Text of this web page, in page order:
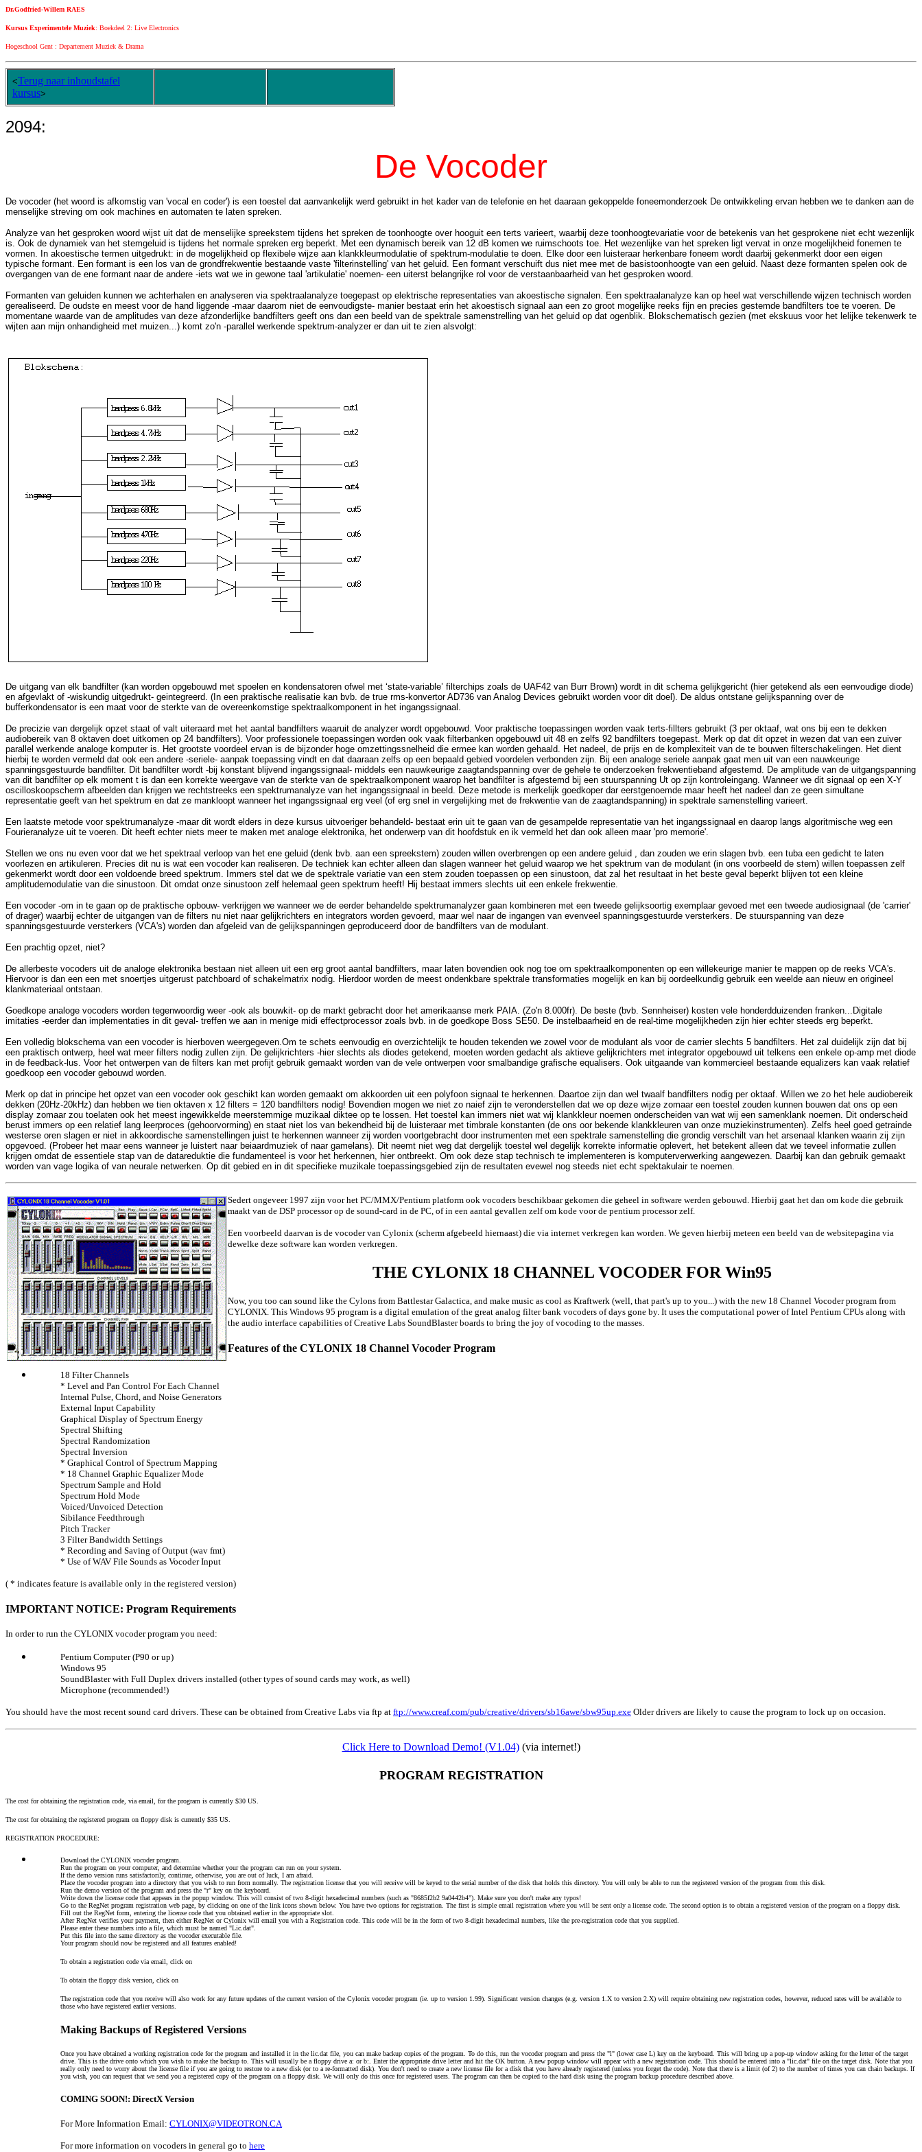
Dr.Godfried-Willem RAES
Kursus Experimentele Muziek: Boekdeel 2: Live Electronics
Hogeschool Gent : Departement Muziek & Drama
<Terug naar inhoudstafel
kursus>
2094:
De Vocoder
De vocoder (het woord is afkomstig van 'vocal en coder') is een toestel dat aanvankelijk werd gebruikt in het kader van de telefonie en het daaraan gekoppelde foneemonderzoek De ontwikkeling ervan hebben we te danken aan de
menselijke streving om ook machines en automaten te laten spreken.
Analyze van het gesproken woord wijst uit dat de menselijke spreekstem tijdens het spreken de toonhoogte over hooguit een terts varieert, waarbij deze toonhoogtevariatie voor de betekenis van het gesprokene niet echt wezenlijk
is. Ook de dynamiek van het stemgeluid is tijdens het normale spreken erg beperkt. Met een dynamisch bereik van 12 dB komen we ruimschoots toe. Het wezenlijke van het spreken ligt vervat in onze mogelijkheid fonemen te
vormen. In akoestische termen uitgedrukt: in de mogelijkheid op flexibele wijze aan klankkleurmodulatie of spektrum-modulatie te doen. Elke door een luisteraar herkenbare foneem wordt daarbij gekenmerkt door een eigen
typische formant. Een formant is een los van de grondfrekwentie bestaande vaste 'filterinstelling' van het geluid. Een formant verschuift dus niet mee met de basistoonhoogte van een geluid. Naast deze formanten spelen ook de
overgangen van de ene formant naar de andere -iets wat we in gewone taal 'artikulatie' noemen- een uiterst belangrijke rol voor de verstaanbaarheid van het gesproken woord.
Formanten van geluiden kunnen we achterhalen en analyseren via spektraalanalyze toegepast op elektrische representaties van akoestische signalen. Een spektraalanalyze kan op heel wat verschillende wijzen technisch worden
gerealiseerd. De oudste en meest voor de hand liggende -maar daarom niet de eenvoudigste- manier bestaat erin het akoestisch signaal aan een zo groot mogelijke reeks fijn en precies gestemde bandfilters toe te voeren. De
momentane waarde van de amplitudes van deze afzonderlijke bandfilters geeft ons dan een beeld van de spektrale samenstrelling van het geluid op dat ogenblik. Blokschematisch gezien (met ekskuus voor het lelijke tekenwerk te
wijten aan mijn onhandigheid met muizen...) komt zo'n -parallel werkende spektrum-analyzer er dan uit te zien alsvolgt:
De uitgang van elk bandfilter (kan worden opgebouwd met spoelen en kondensatoren ofwel met ‘state-variable’ filterchips zoals de UAF42 van Burr Brown) wordt in dit schema gelijkgericht (hier getekend als een eenvoudige diode)
en afgevlakt of -wiskundig uitgedrukt- geintegreerd. (In een praktische realisatie kan bvb. de true rms-konvertor AD736 van Analog Devices gebruikt worden voor dit doel). De aldus ontstane gelijkspanning over de
bufferkondensator is een maat voor de sterkte van de overeenkomstige spektraalkomponent in het ingangssignaal.
De precizie van dergelijk opzet staat of valt uiteraard met het aantal bandfilters waaruit de analyzer wordt opgebouwd. Voor praktische toepassingen worden vaak terts-fillters gebruikt (3 per oktaaf, wat ons bij een te dekken
audiobereik van 8 oktaven doet uitkomen op 24 bandfilters). Voor professionele toepassingen worden ook vaak filterbanken opgebouwd uit 48 en zelfs 92 bandfilters toegepast. Merk op dat dit opzet in wezen dat van een zuiver
parallel werkende analoge komputer is. Het grootste voordeel ervan is de bijzonder hoge omzettingssnelheid die ermee kan worden gehaald. Het nadeel, de prijs en de komplexiteit van de te bouwen filterschakelingen. Het dient
hierbij te worden vermeld dat ook een andere -seriele- aanpak toepassing vindt en dat daaraan zelfs op een bepaald gebied voordelen verbonden zijn. Bij een analoge seriele aanpak gaat men uit van een nauwkeurige
spanningsgestuurde bandfilter. Dit bandfilter wordt -bij konstant blijvend ingangssignaal- middels een nauwkeurige zaagtandspanning over de gehele te onderzoeken frekwentieband afgestemd. De amplitude van de uitgangspanning
van dit bandfilter op elk moment t is dan een korrekte weergave van de sterkte van de spektraalkomponent waarop het bandfilter is afgestemd bij een stuurspanning Ut op zijn kontroleingang. Wanneer we dit signaal op een X-Y
oscilloskoopscherm afbeelden dan krijgen we rechtstreeks een spektrumanalyze van het ingangssignaal in beeld. Deze metode is merkelijk goedkoper dar eerstgenoemde maar heeft het nadeel dan ze geen simultane
representatie geeft van het spektrum en dat ze mankloopt wanneer het ingangssignaal erg veel (of erg snel in vergelijking met de frekwentie van de zaagtandspanning) in spektrale samenstelling varieert.
Een laatste metode voor spektrumanalyze -maar dit wordt elders in deze kursus uitvoeriger behandeld- bestaat erin uit te gaan van de gesampelde representatie van het ingangssignaal en daarop langs algoritmische weg een
Fourieranalyze uit te voeren. Dit heeft echter niets meer te maken met analoge elektronika, het onderwerp van dit hoofdstuk en ik vermeld het dan ook alleen maar 'pro memorie'.
Stellen we ons nu even voor dat we het spektraal verloop van het ene geluid (denk bvb. aan een spreekstem) zouden willen overbrengen op een andere geluid , dan zouden we erin slagen bvb. een tuba een gedicht te laten
voorlezen en artikuleren. Precies dit nu is wat een vocoder kan realiseren. De techniek kan echter alleen dan slagen wanneer het geluid waarop we het spektrum van de modulant (in ons voorbeeld de stem) willen toepassen zelf
gekenmerkt wordt door een voldoende breed spektrum. Immers stel dat we de spektrale variatie van een stem zouden toepassen op een sinustoon, dat zal het resultaat in het beste geval beperkt blijven tot een kleine
amplitudemodulatie van die sinustoon. Dit omdat onze sinustoon zelf helemaal geen spektrum heeft! Hij bestaat immers slechts uit een enkele frekwentie.
Een vocoder -om in te gaan op de praktische opbouw- verkrijgen we wanneer we de eerder behandelde spektrumanalyzer gaan kombineren met een tweede gelijksoortig exemplaar gevoed met een tweede audiosignaal (de 'carrier'
of drager) waarbij echter de uitgangen van de filters nu niet naar gelijkrichters en integrators worden gevoerd, maar wel naar de ingangen van evenveel spanningsgestuurde versterkers. De stuurspanning van deze
spanningsgestuurde versterkers (VCA's) worden dan afgeleid van de gelijkspanningen geproduceerd door de bandfilters van de modulant.
Een prachtig opzet, niet?
De allerbeste vocoders uit de analoge elektronika bestaan niet alleen uit een erg groot aantal bandfilters, maar laten bovendien ook nog toe om spektraalkomponenten op een willekeurige manier te mappen op de reeks VCA's.
Hiervoor is dan een een met snoertjes uitgerust patchboard of schakelmatrix nodig. Hierdoor worden de meest ondenkbare spektrale transformaties mogelijk en kan bij oordeelkundig gebruik een weelde aan nieuw en origineel
klankmateriaal ontstaan.
Goedkope analoge vocoders worden tegenwoordig weer -ook als bouwkit- op de markt gebracht door het amerikaanse merk PAIA. (Zo'n 8.000fr). De beste (bvb. Sennheiser) kosten vele honderdduizenden franken...Digitale
imitaties -eerder dan implementaties in dit geval- treffen we aan in menige midi effectprocessor zoals bvb. in de goedkope Boss SE50. De instelbaarheid en de real-time mogelijkheden zijn hier echter steeds erg beperkt.
Een volledig blokschema van een vocoder is hierboven weergegeven.Om te schets eenvoudig en overzichtelijk te houden tekenden we zowel voor de modulant als voor de carrier slechts 5 bandfilters. Het zal duidelijk zijn dat bij
een praktisch ontwerp, heel wat meer filters nodig zullen zijn. De gelijkrichters -hier slechts als diodes getekend, moeten worden gedacht als aktieve gelijkrichters met integrator opgebouwd uit telkens een enkele op-amp met diode
in de feedback-lus. Voor het ontwerpen van de filters kan met profijt gebruik gemaakt worden van de vele ontwerpen voor smalbandige grafische equalisers. Ook uitgaande van kommercieel bestaande equalizers kan vaak relatief
goedkoop een vocoder gebouwd worden.
Merk op dat in principe het opzet van een vocoder ook geschikt kan worden gemaakt om akkoorden uit een polyfoon signaal te herkennen. Daartoe zijn dan wel twaalf bandfilters nodig per oktaaf. Willen we zo het hele audiobereik
dekken (20Hz-20kHz) dan hebben we tien oktaven x 12 filters = 120 bandfilters nodig! Bovendien mogen we niet zo naief zijn te veronderstellen dat we op deze wijze zomaar een toestel zouden kunnen bouwen dat ons op een
display zomaar zou toelaten ook het meest ingewikkelde meerstemmige muzikaal diktee op te lossen. Het toestel kan immers niet wat wij klankkleur noemen onderscheiden van wat wij een samenklank noemen. Dit onderscheid
berust immers op een relatief lang leerproces (gehoorvorming) en staat niet los van bekendheid bij de luisteraar met timbrale konstanten (de ons oor bekende klankkleuren van onze muziekinstrumenten). Zelfs heel goed getrainde
westerse oren slagen er niet in akkoordische samenstellingen juist te herkennen wanneer zij worden voortgebracht door instrumenten met een spektrale samenstelling die grondig verschilt van het arsenaal klanken waarin zij zijn
opgevoed. (Probeer het maar eens wanneer je luistert naar beiaardmuziek of naar gamelans). Dit neemt niet weg dat dergelijk toestel wel degelijk korrekte informatie oplevert, het betekent alleen dat we teveel informatie zullen
krijgen omdat de essentiele stap van de datareduktie die fundamenteel is voor het herkennen, hier ontbreekt. Om ook deze stap technisch te implementeren is komputerverwerking aangewezen. Daarbij kan dan gebruik gemaakt
worden van vage logika of van neurale netwerken. Op dit gebied en in dit specifieke muzikale toepassingsgebied zijn de resultaten evewel nog steeds niet echt spektakulair te noemen.
Sedert ongeveer 1997 zijn voor het PC/MMX/Pentium platform ook vocoders beschikbaar gekomen die geheel in software werden gebouwd. Hierbij gaat het dan om kode die gebruik
maakt van de DSP processor op de sound-card in de PC, of in een aantal gevallen zelf om kode voor de pentium processor zelf.
Een voorbeeld daarvan is de vocoder van Cylonix (scherm afgebeeld hiernaast) die via internet verkregen kan worden. We geven hierbij meteen een beeld van de websitepagina via
dewelke deze software kan worden verkregen.
THE CYLONIX 18 CHANNEL VOCODER FOR Win95
Now, you too can sound like the Cylons from Battlestar Galactica, and make music as cool as Kraftwerk (well, that part's up to you...) with the new 18 Channel Vocoder program from
CYLONIX. This Windows 95 program is a digital emulation of the great analog filter bank vocoders of days gone by. It uses the computational power of Intel Pentium CPUs along with
the audio interface capabilities of Creative Labs SoundBlaster boards to bring the joy of vocoding to the masses.
Features of the CYLONIX 18 Channel Vocoder Program
18 Filter Channels
* Level and Pan Control For Each Channel
Internal Pulse, Chord, and Noise Generators
External Input Capability
Graphical Display of Spectrum Energy
Spectral Shifting
Spectral Randomization
Spectral Inversion
* Graphical Control of Spectrum Mapping
* 18 Channel Graphic Equalizer Mode
Spectrum Sample and Hold
Spectrum Hold Mode
Voiced/Unvoiced Detection
Sibilance Feedthrough
Pitch Tracker
3 Filter Bandwidth Settings
* Recording and Saving of Output (wav fmt)
* Use of WAV File Sounds as Vocoder Input
( * indicates feature is available only in the registered version)
IMPORTANT NOTICE: Program Requirements
In order to run the CYLONIX vocoder program you need:
Pentium Computer (P90 or up)
Windows 95
SoundBlaster with Full Duplex drivers installed (other types of sound cards may work, as well)
Microphone (recommended!)
You should have the most recent sound card drivers. These can be obtained from Creative Labs via ftp at ftp://www.creaf.com/pub/creative/drivers/sb16awe/sbw95up.exe Older drivers are likely to cause the program to lock up on occasion.
Click Here to Download Demo! (V1.04)(via internet!)
PROGRAM REGISTRATION
The cost for obtaining the registration code, via email, for the program is currently $30 US.
The cost for obtaining the registered program on floppy disk is currently $35 US.
REGISTRATION PROCEDURE:
Download the CYLONIX vocoder program.
Run the program on your computer, and determine whether your the program can run on your system.
If the demo version runs satisfactorily, continue, otherwise, you are out of luck, I am afraid.
Place the vocoder program into a directory that you wish to run from normally. The registration license that you will receive will be keyed to the serial number of the disk that holds this directory. You will only be able to run the registered version of the program from this disk.
Run the demo version of the program and press the "r" key on the keyboard.
Write down the license code that appears in the popup window. This will consist of two 8-digit hexadecimal numbers (such as "8685f2b2 9a0442b4"). Make sure you don't make any typos!
Go to the RegNet program registration web page, by clicking on one of the link icons shown below. You have two options for registration. The first is simple email registration where you will be sent only a license code. The second option is to obtain a registered version of the program on a floppy disk.
Fill out the RegNet form, entering the license code that you obtained earlier in the appropriate slot.
After RegNet verifies your payment, then either RegNet or Cylonix will email you with a Registration code. This code will be in the form of two 8-digit hexadecimal numbers, like the pre-registration code that you supplied.
Please enter these numbers into a file, which must be named "Lic.dat".
Put this file into the same directory as the vocoder executable file.
Your program should now be registered and all features enabled!
To obtain a registration code via email, click on
To obtain the floppy disk version, click on
The registration code that you receive will also work for any future updates of the current version of the Cylonix vocoder program (ie. up to version 1.99). Significant version changes (e.g. version 1.X to version 2.X) will require obtaining new registration codes, however, reduced rates will be available to
those who have registered earlier versions.
Making Backups of Registered Versions
Once you have obtained a working registration code for the program and installed it in the lic.dat file, you can make backup copies of the program. To do this, run the vocoder program and press the "l" (lower case L) key on the keyboard. This will bring up a pop-up window asking for the letter of the target
drive. This is the drive onto which you wish to make the backup to. This will usually be a floppy drive a: or b:. Enter the appropriate drive letter and hit the OK button. A new popup window will appear with a new registration code. This should be entered into a "lic.dat" file on the target disk. Note that you
really only need to worry about the license file if you are going to restore to a new disk (or to a re-formatted disk). You don't need to create a new license file for a disk that you have already registered (unless you forget the code). Note that there is a limit (of 2) to the number of times you can chain backups. If
you wish, you can request that we send you a registered copy of the program on a floppy disk. We will only do this once for registered users. The program can then be copied to the hard disk using the program backup procedure described above.
COMING SOON!: DirectX Version
For More Information Email: CYLONIX@VIDEOTRON.CA
For more information on vocoders in general go to here